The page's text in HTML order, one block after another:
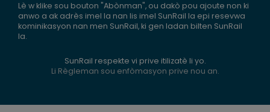
Lè w klike sou bouton "Abònman", ou dakò pou ajoute non ki
anwo a ak adrès imel la nan lis imel SunRail la epi resevwa
kominikasyon nan men SunRail, ki gen ladan bilten SunRail
la.
SunRail respekte vi prive itilizatè li yo.
Li Règleman sou enfòmasyon prive nou an.